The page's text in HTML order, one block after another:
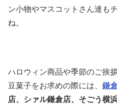
ン小物やマスコットさん達も
ね。
ハロウィン商品や季節のご挨
豆菓子をお求めの際には、 鎌
店、シァル鎌倉店、そごう横